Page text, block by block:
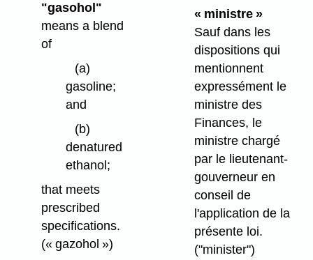
"gasohol"
means a blend
of
(a)
gasoline;
and
(b)
denatured
ethanol;
that meets
prescribed
specifications.
(« gazohol »)
« ministre »
Sauf dans les
dispositions qui
mentionnent
expressément le
ministre des
Finances, le
ministre chargé
par le lieutenant-
gouverneur en
conseil de
l'application de la
présente loi.
("minister")